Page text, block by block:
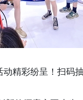
精彩纷呈！扫码